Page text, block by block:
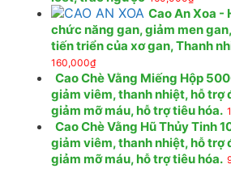
Cao An Xoa -
chức năng gan, giảm men
tiến triển của xơ gan, Thanh
160,000₫
Cao Chè Vằng Miếng Hộp
giảm viêm, thanh nhiệt, hỗ trợ
giảm mỡ máu, hỗ trợ tiêu hóa.
Cao Chè Vằng Hũ Thủy Tinh
giảm viêm, thanh nhiệt, hỗ trợ
giảm mỡ máu, hỗ trợ tiêu hóa.